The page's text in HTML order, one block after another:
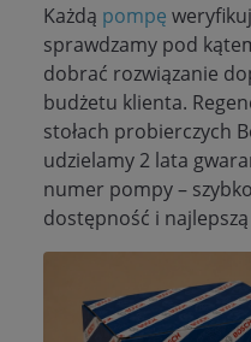
Każdą pompę
sprawdzamy pod
dobrać rozwiązanie
budżetu klienta.
stołach probierczych
udzielamy 2 lata
numer pompy –
dostępność i